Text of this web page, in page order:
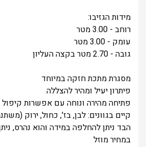
מידות הגזיבו:
רוחב - 3.00 מטר
עומק - 3.00 מטר
גובה - 2.70 מטר בקצה העליון
מסגרת מתכת חזקה במיוחד
פיתרון יעיל ומהיר להצללה
פתיחה מהירה ונוחה עם אפשרות קיפול
קיים בגוונים: לבן, בז', כחול, ירוק
הבד ניתן להחלפה במידה והוא נהרס,
במחיר מוזל